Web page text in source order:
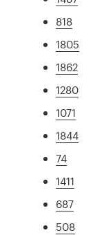
818
1805
1862
1280
1071
1844
74
1411
687
508